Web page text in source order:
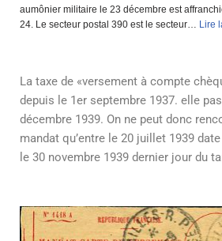
aumônier militaire le 23 décembre est
24. Le secteur postal 390 est le secteur… Lire
La taxe de «versement à compte
depuis le 1er septembre 1937. elle
décembre 1939. On ne peut donc
mandat qu’entre le 20 juillet 1939
le 30 novembre 1939 dernier jour du